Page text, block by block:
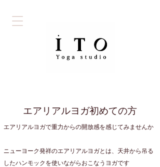
​エアリアルヨガ初めての方
エアリアルヨガで重力からの開放感を感じてみませんか
ニューヨーク発祥のエアリアルヨガとは、天井から吊る
したハンモックを使いながらおこなうヨガです​